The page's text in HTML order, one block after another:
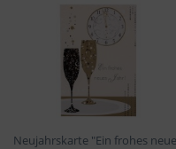
Neujahrskarte "Ein frohes